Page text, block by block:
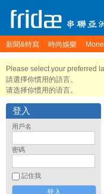
新聞&特寫 時尚娛樂
Please select your preferred
請選擇你慣用的語言。
请选择你惯用的语言。
登入
用戶名
密碼
記住我